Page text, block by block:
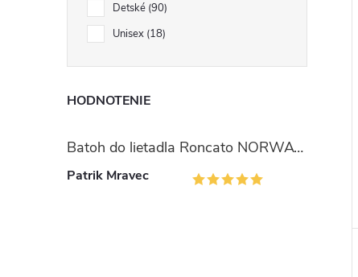
Detské 90
Unisex 18
HODNOTENIE
Batoh do lietadla Roncato NORWAY 40x30x20 cm - modro oranžový - 24L
Patrik Mravec